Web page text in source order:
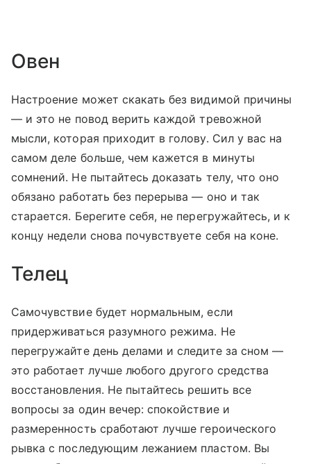
Овен
Настроение может скакать без видимой причины
— и это не повод верить каждой тревожной
мысли, которая приходит в голову. Сил у вас на
самом деле больше, чем кажется в минуты
сомнений. Не пытайтесь доказать телу, что оно
обязано работать без перерыва — оно и так
старается. Берегите себя, не перегружайтесь, и к
концу недели снова почувствуете себя на коне.
Телец
Самочувствие будет нормальным, если
придерживаться разумного режима. Не
перегружайте день делами и следите за сном —
это работает лучше любого другого средства
восстановления. Не пытайтесь решить все
вопросы за один вечер: спокойствие и
размеренность сработают лучше героического
рывка с последующим лежанием пластом. Вы